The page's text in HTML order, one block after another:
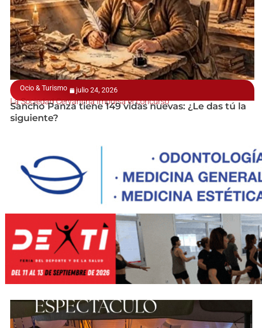
Ocio & Turismo julio 24, 2026
La Sociedad Cervantina impulsa el concurso
Sancho Panza tiene 149 vidas nuevas: ¿Le das tú la
siguiente?